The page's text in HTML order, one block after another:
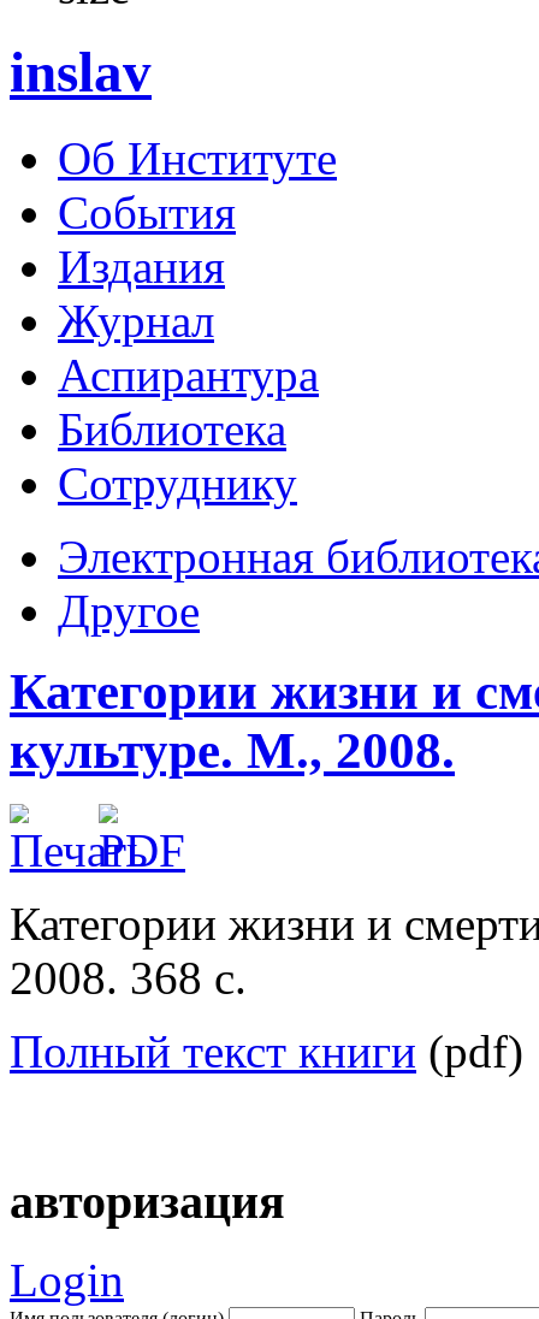
inslav
Об Институте
События
Издания
Журнал
Аспирантура
Библиотека
Сотруднику
Электронная
Другое
Категории жизни и
культуре. М., 2008.
Категории жизни и
2008. 368 с.
Полный текст книги (pdf)
авторизация
Login